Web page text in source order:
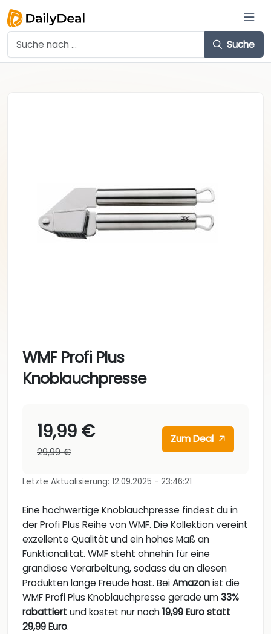
Suche
WMF Profi Plus
Knoblauchpresse
19,99 €
29,99 €
Zum Deal
Letzte Aktualisierung: 12.09.2025 - 23:46:21
Eine hochwertige Knoblauchpresse findest du in
der Profi Plus Reihe von WMF. Die Kollektion vereint
exzellente Qualität und ein hohes Maß an
Funktionalität. WMF steht ohnehin für eine
grandiose Verarbeitung, sodass du an diesen
Produkten lange Freude hast. BeiAmazonist die
WMF Profi Plus Knoblauchpresse gerade um33%
rabattiertund kostet nur noch19,99 Euro statt
29,99 Euro.